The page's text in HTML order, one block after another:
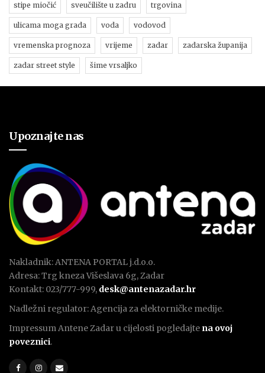
stipe miočić sveučilište u zadru trgovina
ulicama moga grada voda vodovod
vremenska prognoza vrijeme zadar zadarska županija
zadar street style šime vrsaljko
Upoznajte nas
Nakladnik: ANTENA PORTAL j.d.o.o.
Adresa: Trg kneza Višeslava 6g, Zadar
Kontakt: 023/777-999, desk@antenazadar.hr
Nadležni regulator: Agencija za elektorničke medije.
Impressum Antene Zadar u cijelosti pogledajte na ovoj
poveznici.